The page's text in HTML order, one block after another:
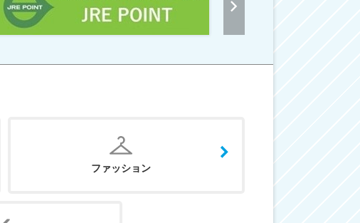
ファッション